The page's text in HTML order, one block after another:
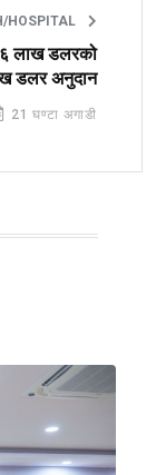
HOSPITAL
लाख डलरको
डलर अनुदान
21 घण्टा अगाडी